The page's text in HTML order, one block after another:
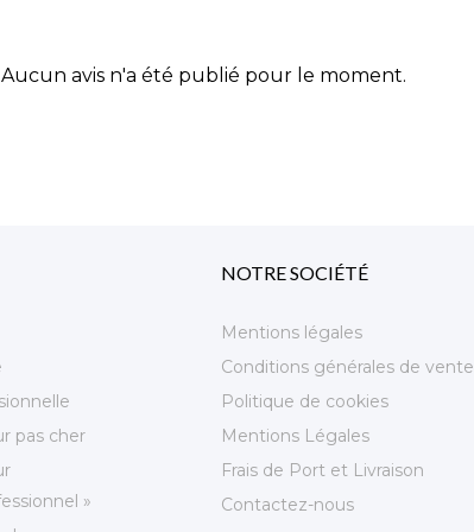
Aucun avis n'a été publié pour le moment.
pas cher
»
NOTRE SOCIÉTÉ
Mentions légales
Conditions générales de vente
Politique de cookies
Mentions Légales
Frais de Port et Livraison
Contactez-nous